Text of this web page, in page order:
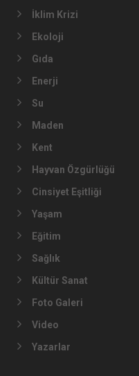
İklim Krizi
Ekoloji
Gıda
Enerji
Su
Maden
Kent
Hayvan Özgürlüğü
Cinsiyet Eşitliği
Yaşam
Eğitim
Sağlık
Kültür Sanat
Foto Galeri
Video
Yazarlar